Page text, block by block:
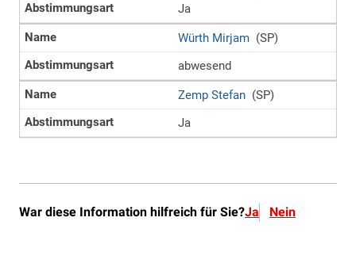
War diese Information hilfreich für Sie?Ja Nein